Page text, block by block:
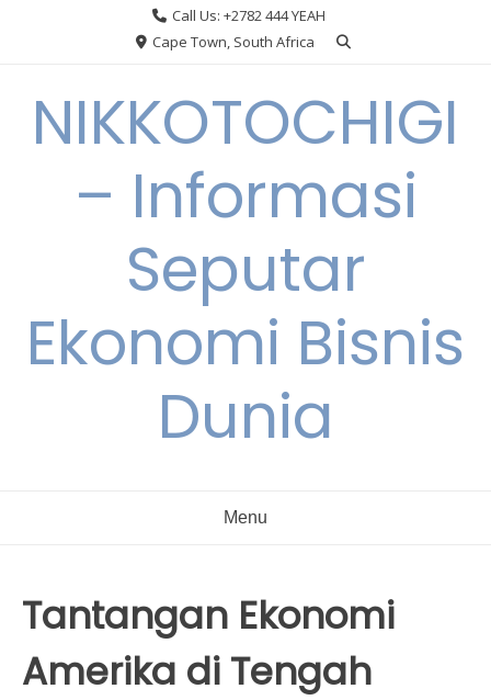
Call Us: +2782 444 YEAH
Cape Town, South Africa
NIKKOTOCHIGI
– Informasi
Seputar
Ekonomi Bisnis
Dunia
Menu
Tantangan Ekonomi
Amerika di Tengah